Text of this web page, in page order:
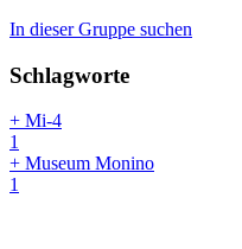
In dieser Gruppe suchen
Schlagworte
+ Mi-4
1
+ Museum Monino
1